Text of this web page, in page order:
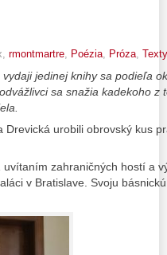
rmontmartre Poézia Próza
vydaji jedinej knihy sa podieľa
sa snažia kadekoho z
Drevická urobili obrovský kus
zahraničných hostí a
v Bratislave. Svoju